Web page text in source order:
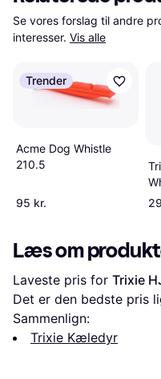
Se vores forslag til andre
interesser. Vis alle
Trender
Acme Dog Whistle
210.5
95 kr.
Læs om
Laveste pris for Trixie
Det er den bedste pris
Sammenlign:
Trixie Kæledyr